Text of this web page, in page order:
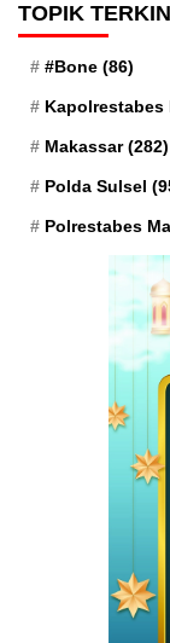
TOPIK
#Bone (86)
Kapolrestabes
Makassar(282)
Polda Sulsel
Polrestabes